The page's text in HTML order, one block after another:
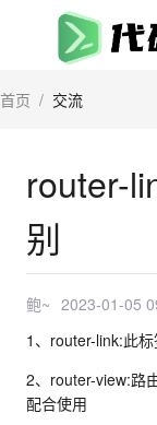
首页 / 交流
router-
别
鲍~ 2023-01-05
1、router-link:此
2、router-view:路
配合使用